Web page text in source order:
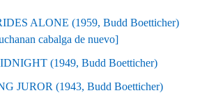
ALONE (1959, Budd Boetticher)
cabalga de nuevo]
(1949, Budd Boetticher)
JUROR (1943, Budd Boetticher)